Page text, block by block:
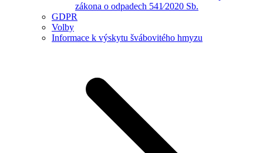
zákona o odpadech 541⁄2020 Sb.
GDPR
Volby
Informace k výskytu švábovitého hmyzu